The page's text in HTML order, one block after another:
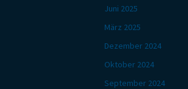
Juni 2025
März 2025
Dezember 2024
Oktober 2024
September 2024